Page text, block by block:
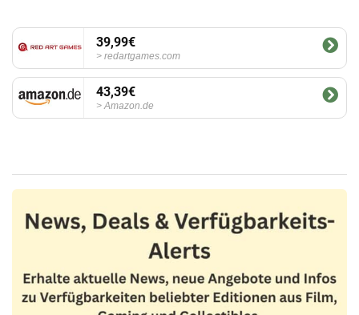
39,99€
redartgames.com
43,39€
Amazon.de